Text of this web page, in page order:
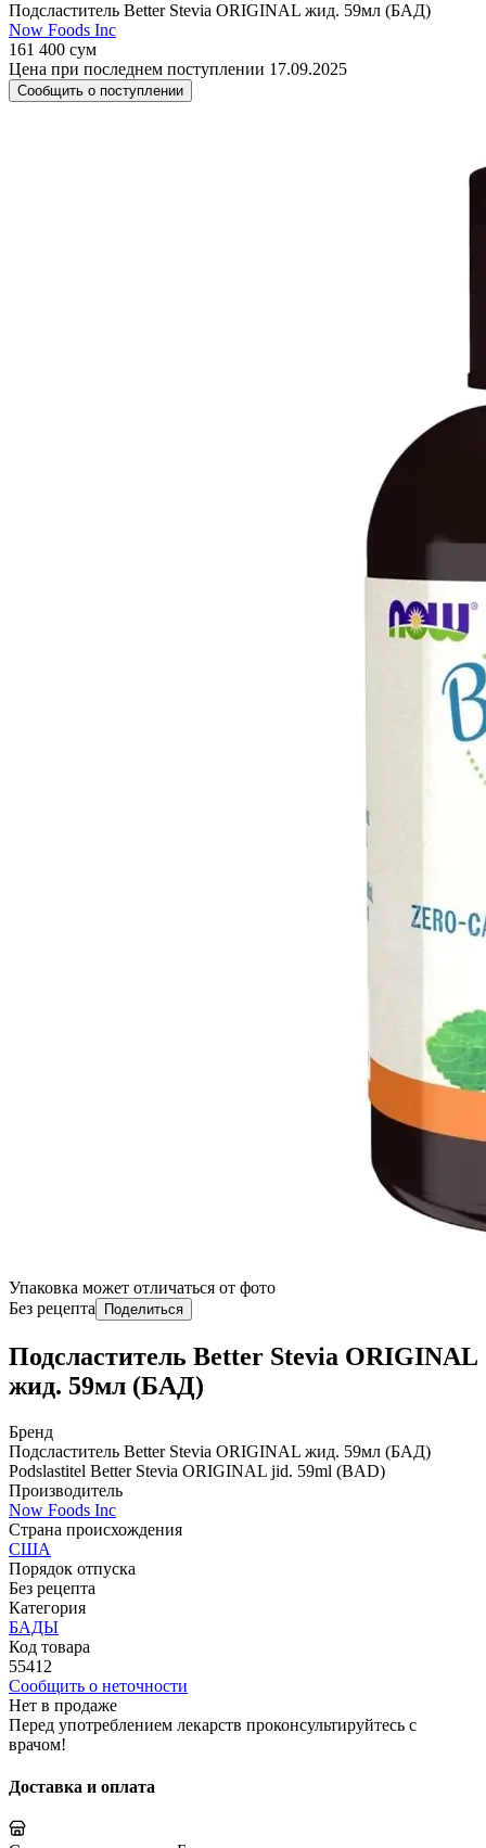
Подсластитель Better Stevia ORIGINAL жид. 59мл (БАД)
Now Foods Inc
161 400 сум
Цена при последнем поступлении 17.09.2025
Сообщить о поступлении
Упаковка может отличаться от фото
Без рецепта
Поделиться
Подсластитель Better Stevia ORIGINAL
жид. 59мл (БАД)
Бренд
Подсластитель Better Stevia ORIGINAL жид. 59мл (БАД)
Podslastitel Better Stevia ORIGINAL jid. 59ml (BAD)
Производитель
Now Foods Inc
Страна происхождения
США
Порядок отпуска
Без рецепта
Категория
БАДЫ
Код товара
55412
Сообщить о неточности
Нет в продаже
Перед употреблением лекарств проконсультируйтесь с
врачом!
Доставка и оплата